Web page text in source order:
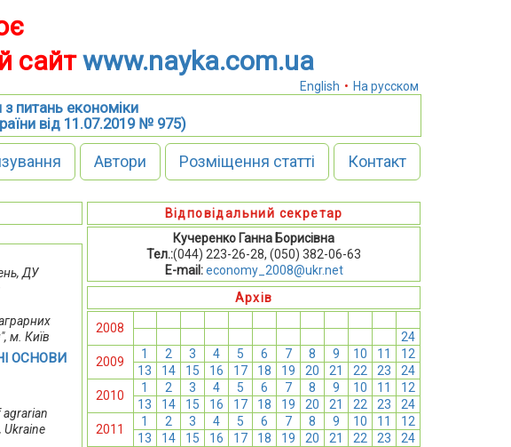
сайтwww.nayka.com.ua
English • На русском
питань економіки
від 11.07.2019 № 975)
Автори Розміщення статті Контакт
ДУ
м. Київ
ОСНОВИ
agrarian
Ukraine
Відповідальний секретар
Кучеренко Ганна Борисівна
Тел.:(044) 223-26-28, (050) 382-06-63
E-mail:economy_2008@ukr.net
Архів
2008
24
2009
1 2 3 4 5 6 7 8 9 10 11
12
13
14 15 16 17 18 19 20 21 22 23
24
2010
1 2 3 4 5 6 7 8 9 10 11
12
13
14 15 16 17 18 19 20 21 22 23
24
2011
1 2 3 4 5 6 7 8 9 10 11
12
13
14 15 16 17 18 19 20 21 22 23
24